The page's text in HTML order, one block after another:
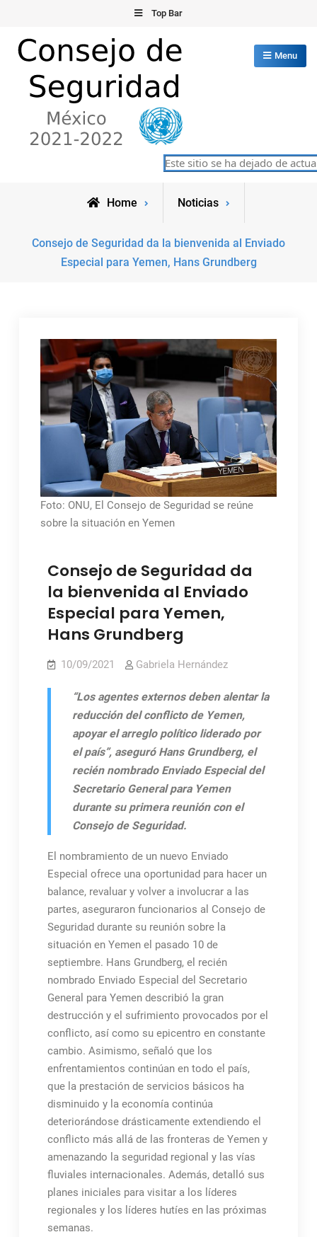
content
Top Bar
Consejo de Seguridad de las
Naciones Unidas
Menu
Este sitio se ha dejado de
Home Noticias
Consejo de Seguridad da la bienvenida al Enviado
Especial para Yemen, Hans Grundberg
Foto: ONU, El Consejo de Seguridad se reúne
sobre la situación en Yemen
Consejo de Seguridad da
la bienvenida al Enviado
Especial para Yemen,
Hans Grundberg
10/09/2021 Gabriela Hernández
“Los agentes externos deben alentar la
reducción del conflicto de Yemen,
apoyar el arreglo político liderado por
el país”, aseguró Hans Grundberg, el
recién nombrado Enviado Especial del
Secretario General para Yemen
durante su primera reunión con el
Consejo de Seguridad.
El nombramiento de un nuevo Enviado
Especial ofrece una oportunidad para hacer un
balance, revaluar y volver a involucrar a las
partes, aseguraron funcionarios al Consejo de
Seguridad durante su reunión sobre la
situación en Yemen el pasado 10 de
septiembre. Hans Grundberg, el recién
nombrado Enviado Especial del Secretario
General para Yemen describió la gran
destrucción y el sufrimiento provocados por el
conflicto, así como su epicentro en constante
cambio. Asimismo, señaló que los
enfrentamientos continúan en todo el país,
que la prestación de servicios básicos ha
disminuido y la economía continúa
deteriorándose drásticamente extendiendo el
conflicto más allá de las fronteras de Yemen y
amenazando la seguridad regional y las vías
fluviales internacionales. Además, detalló sus
planes iniciales para visitar a los líderes
regionales y los líderes hutíes en las próximas
semanas.